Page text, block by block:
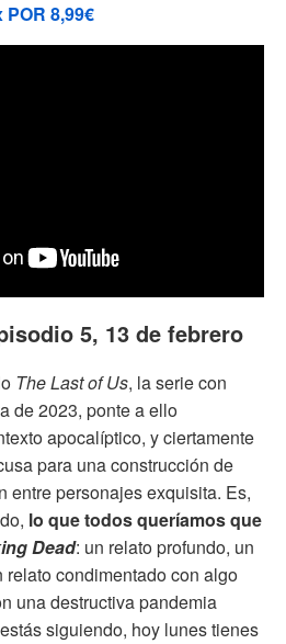
8,99€
5, 13 de febrero
The Last of Us, la serie con
de 2023, ponte a ello
apocalíptico, y ciertamente
para una construcción de
entre personajes exquisita. Es,
lo que todos queríamos que
Dead: un relato profundo, un
relato condimentado con algo
una destructiva pandemia
siguiendo, hoy lunes tienes